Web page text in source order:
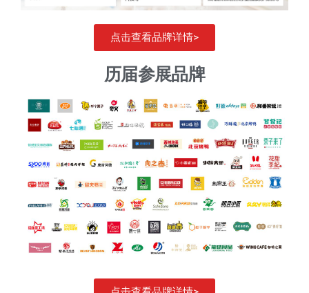
点击查看品牌详情>
历届参展品牌​